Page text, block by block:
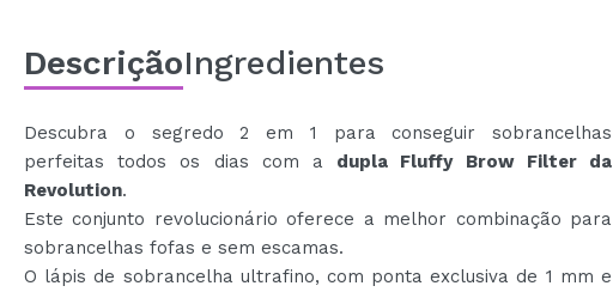
DescriçãoIngredientes
Descubra o segredo 2 em 1 para conseguir sobrancelhas
perfeitas todos os dias com a dupla Fluffy Brow Filter da
Revolution.
Este conjunto revolucionário oferece a melhor combinação para
sobrancelhas fofas e sem escamas.
O lápis de sobrancelha ultrafino, com ponta exclusiva de 1 mm e